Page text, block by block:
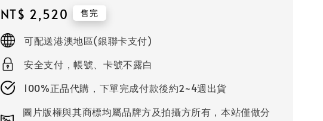
Regular
price
NT$ 2,520 售完
可配送港澳地區(銀聯卡支付)
安全支付，帳號、卡號不露白
100%正品代購，下單完成付款後約2~4週出貨
圖片版權與其商標均屬品牌方及拍攝方所有，本站僅做分